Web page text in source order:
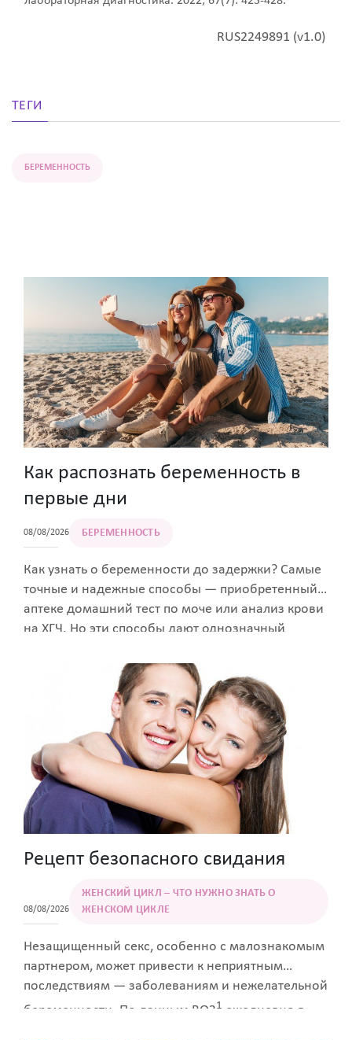
RUS2249891 (v1.0)
ТЕГИ
БЕРЕМЕННОСТЬ
Как распознать беременность в
первые дни
08/08/2026 БЕРЕМЕННОСТЬ
Как узнать о беременности до задержки? Самые
точные и надежные способы — приобретенный в
аптеке домашний тест по моче или анализ крови
на ХГЧ. Но эти способы дают однозначный
мама обычно хочет узнать радостную новость
сразу же после зачатия. Как определить
беременность без теста, и возможно ли вообще
угадать ее начало по изменениям в своем
самочувствии — читайте в статье,
подготовленной специалистами
образовательного портала Women First.
Рецепт безопасного свидания
08/08/2026
ЖЕНСКИЙ ЦИКЛ – ЧТО НУЖНО ЗНАТЬ О
ЖЕНСКОМ ЦИКЛЕ
Незащищенный секс, особенно с малознакомым
партнером, может привести к неприятным
последствиям — заболеваниям и нежелательной
беременности. По данным ВОЗ1